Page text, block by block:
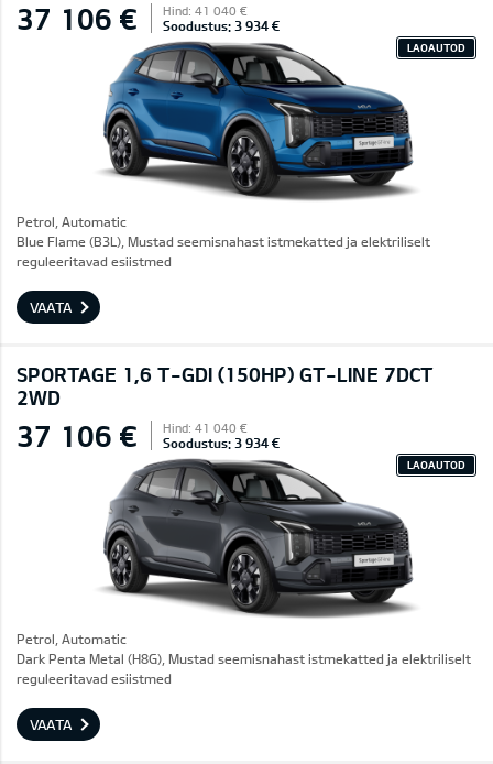
37 106 € Hind: 41 040 €
Soodustus: 3 934 €
LAOAUTOD
Petrol, Automatic
Blue Flame (B3L), Mustad seemisnahast istmekatted ja elektriliselt
reguleeritavad esiistmed
VAATA
SPORTAGE 1,6 T-GDI (150HP) GT-LINE 7DCT
2WD
37 106 € Hind: 41 040 €
Soodustus: 3 934 €
LAOAUTOD
Petrol, Automatic
Dark Penta Metal (H8G), Mustad seemisnahast istmekatted ja elektriliselt
reguleeritavad esiistmed
VAATA